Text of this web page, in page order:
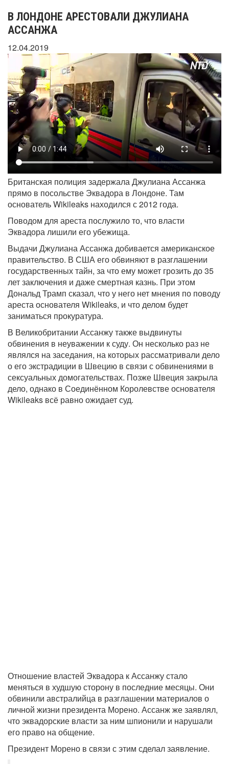
В ЛОНДОНЕ АРЕСТОВАЛИ ДЖУЛИАНА
АССАНЖА
12.04.2019
Британская полиция задержала Джулиана Ассанжа
прямо в посольстве Эквадора в Лондоне. Там
основатель Wikileaks находился с 2012 года.
Поводом для ареста послужило то, что власти
Эквадора лишили его убежища.
Выдачи Джулиана Ассанжа добивается американское
правительство. В США его обвиняют в разглашении
государственных тайн, за что ему может грозить до 35
лет заключения и даже смертная казнь. При этом
Дональд Трамп сказал, что у него нет мнения по поводу
ареста основателя Wikileaks, и что делом будет
заниматься прокуратура.
В Великобритании Ассанжу также выдвинуты
обвинения в неуважении к суду. Он несколько раз не
являлся на заседания, на которых рассматривали дело
о его экстрадиции в Швецию в связи с обвинениями в
сексуальных домогательствах. Позже Швеция закрыла
дело, однако в Соединённом Королевстве основателя
Wikileaks всё равно ожидает суд.
Отношение властей Эквадора к Ассанжу стало
меняться в худшую сторону в последние месяцы. Они
обвинили австралийца в разглашении материалов о
личной жизни президента Морено. Ассанж же заявлял,
что эквадорские власти за ним шпионили и нарушали
его право на общение.
Президент Морено в связи с этим сделал заявление.